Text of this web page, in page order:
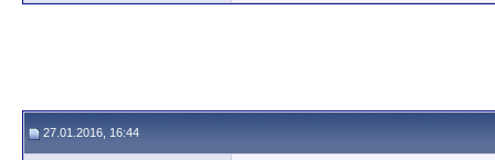
27.01.2016, 16:44